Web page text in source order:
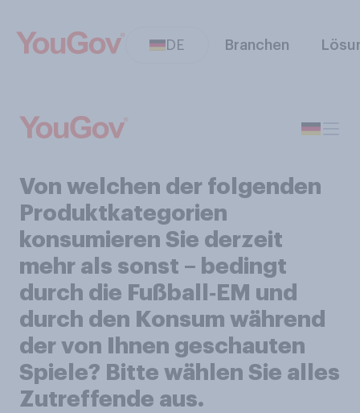
DE Branchen
Von welchen der folgenden
Produktkategorien
konsumieren Sie derzeit
mehr als sonst – bedingt
durch die Fußball‑EM und
durch den Konsum während
der von Ihnen geschauten
Spiele? Bitte wählen Sie alles
Zutreffende aus.